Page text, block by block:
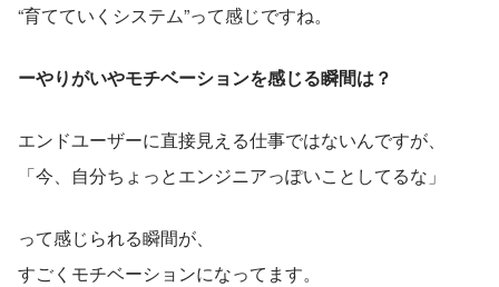
“育てていくシステム”って感じですね。
ーやりがいやモチベーションを感じる瞬間は？
エンドユーザーに直接見える仕事ではないんですが、
「今、自分ちょっとエンジニアっぽいことしてるな」
って感じられる瞬間が、
すごくモチベーションになってます。